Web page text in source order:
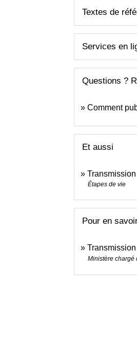
Textes de
Services en
Questions ?
Comment
Et aussi
Étapes de vie
Pour en
Ministère chargé